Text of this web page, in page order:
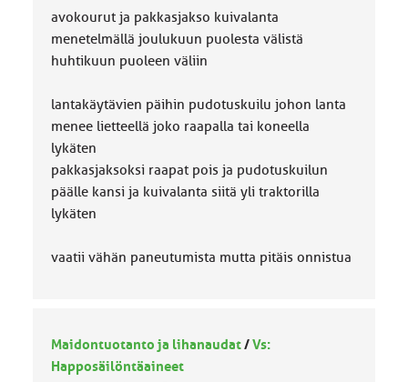
avokourut ja pakkasjakso kuivalanta
menetelmällä joulukuun puolesta välistä
huhtikuun puoleen väliin
lantakäytävien päihin pudotuskuilu johon lanta
menee lietteellä joko raapalla tai koneella
lykäten
pakkasjaksoksi raapat pois ja pudotuskuilun
päälle kansi ja kuivalanta siitä yli traktorilla
lykäten
vaatii vähän paneutumista mutta pitäis onnistua
Maidontuotanto ja lihanaudat/Vs:
Happosäilöntäaineet